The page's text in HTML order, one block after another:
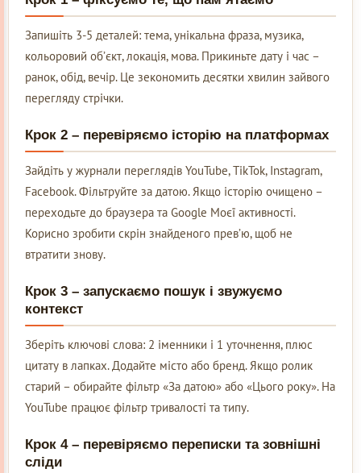
Запишіть 3-5 деталей: тема, унікальна фраза, музика,
кольоровий об’єкт, локація, мова. Прикиньте дату і час –
ранок, обід, вечір. Це зекономить десятки хвилин зайвого
перегляду стрічки.
Крок 2 – перевіряємо історію на платформах
Зайдіть у журнали переглядів YouTube, TikTok, Instagram,
Facebook. Фільтруйте за датою. Якщо історію очищено –
переходьте до браузера та Google Моєї активності.
Корисно зробити скрін знайденого прев’ю, щоб не
втратити знову.
Крок 3 – запускаємо пошук і звужуємо
контекст
Зберіть ключові слова: 2 іменники і 1 уточнення, плюс
цитату в лапках. Додайте місто або бренд. Якщо ролик
старий – обирайте фільтр «За датою» або «Цього року». На
YouTube працює фільтр тривалості та типу.
Крок 4 – перевіряємо переписки та зовнішні
сліди